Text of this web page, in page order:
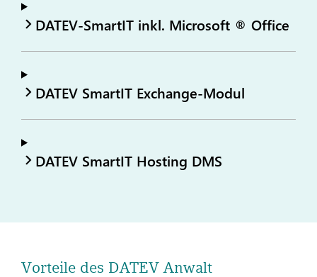
DATEV-SmartIT inkl. Microsoft ® Office
DATEV SmartIT Exchange-Modul
DATEV SmartIT Hosting DMS
Vorteile des DATEV Anwalt